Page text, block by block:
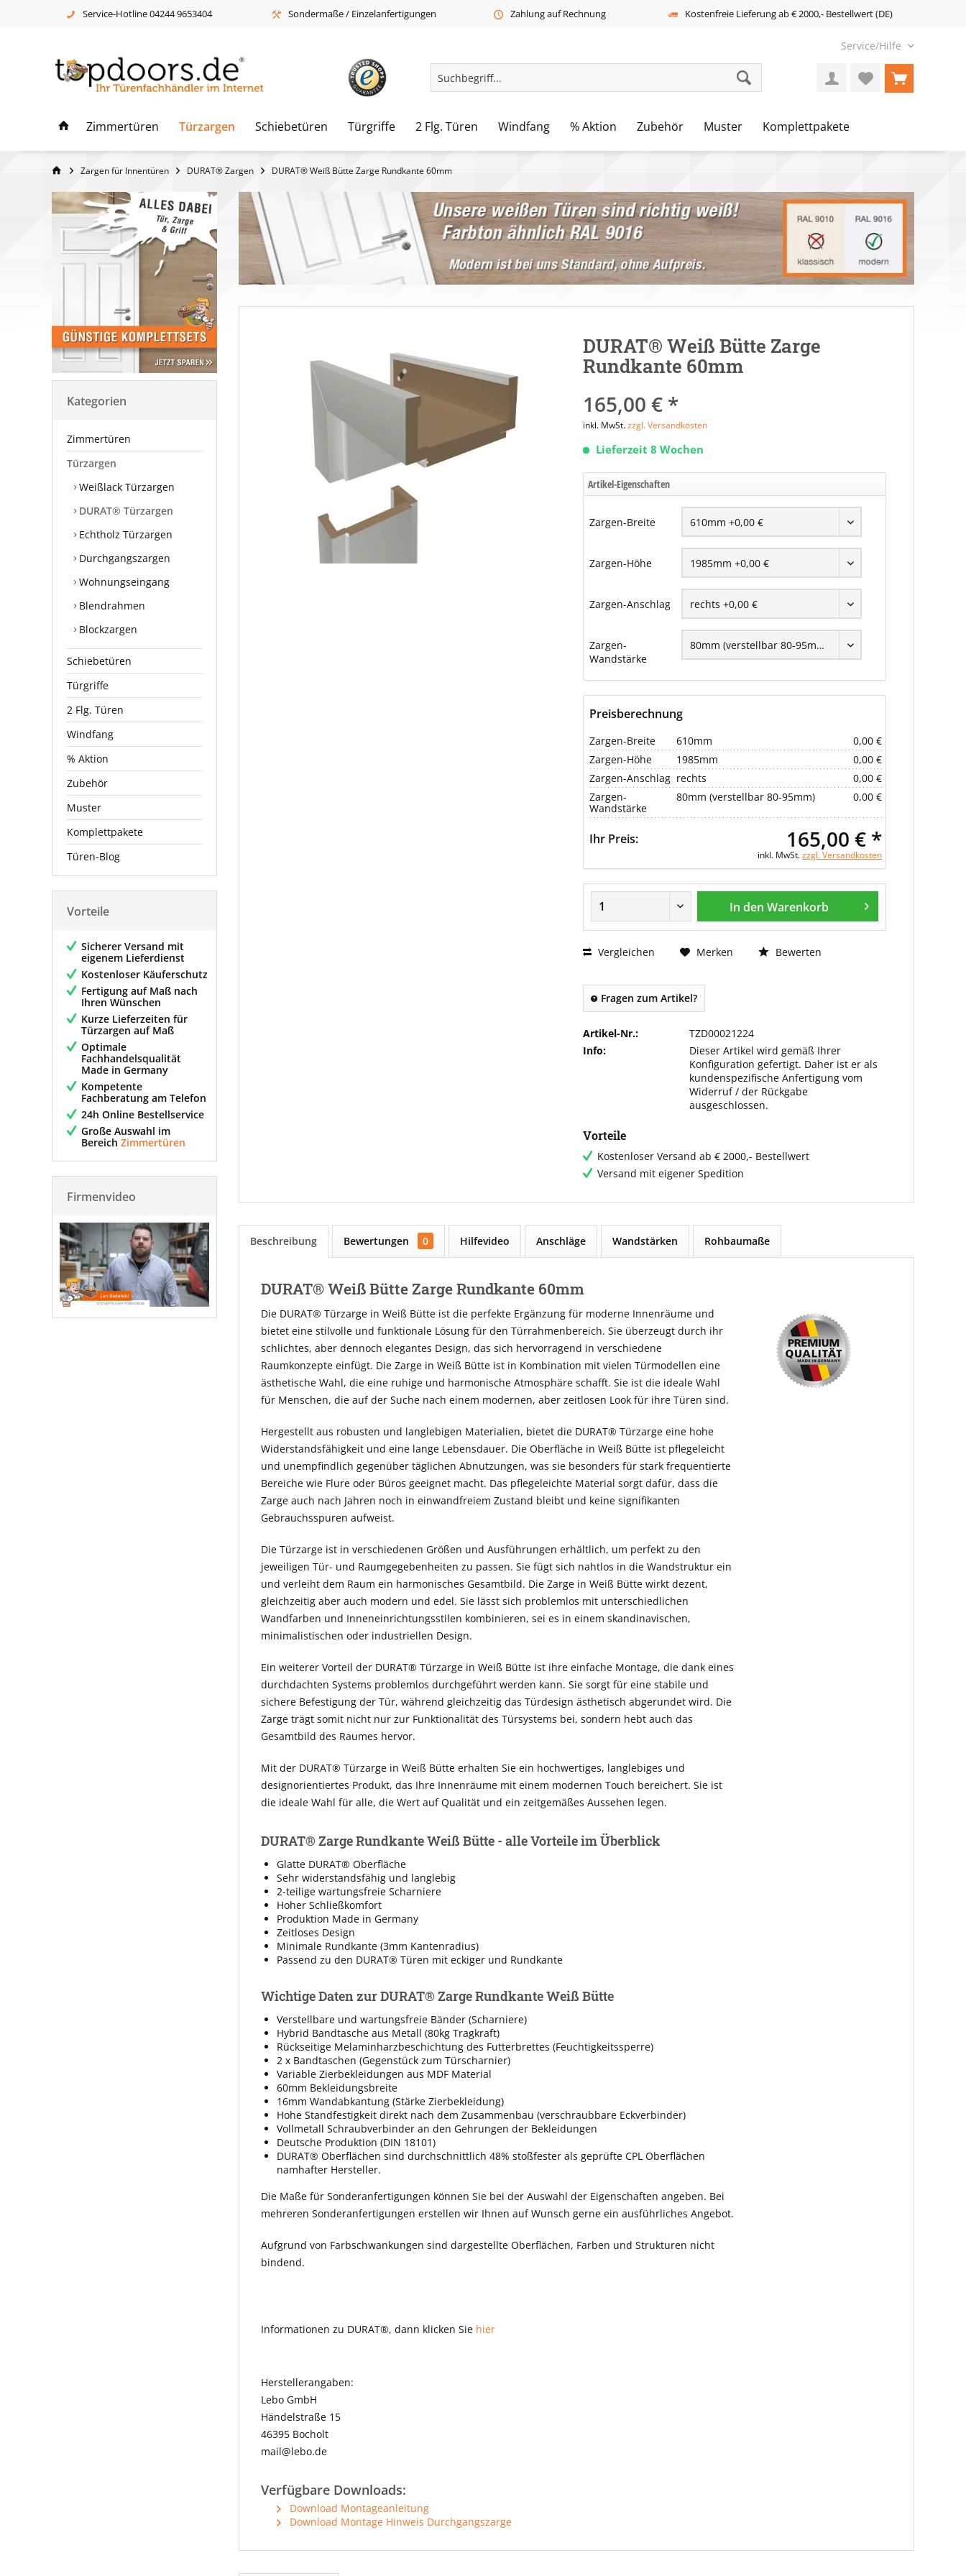
Service-Hotline 04244 9653404 Sondermaße / Einzelanfertigungen Zahlung auf Rechnung Kostenfreie Lieferung ab € 2000,- Bestellwert (DE)
Service/Hilfe
Zimmertüren Türzargen Schiebetüren Türgriffe 2 Flg. Türen Windfang % Aktion Zubehör Muster Komplettpakete
Zargen für Innentüren DURAT® Zargen DURAT® Weiß Bütte Zarge Rundkante 60mm
Kategorien
Zimmertüren
Türzargen
Weißlack Türzargen
DURAT® Türzargen
Echtholz Türzargen
Durchgangszargen
Wohnungseingang
Blendrahmen
Blockzargen
Schiebetüren
Türgriffe
2 Flg. Türen
Windfang
% Aktion
Zubehör
Muster
Komplettpakete
Türen-Blog
Vorteile
Sicherer Versand mit
eigenem Lieferdienst
Kostenloser Käuferschutz
Fertigung auf Maß nach
Ihren Wünschen
Kurze Lieferzeiten für
Türzargen auf Maß
Optimale
Fachhandelsqualität
Made in Germany
Kompetente
Fachberatung am Telefon
24h Online Bestellservice
Große Auswahl im
Bereich Zimmertüren
Firmenvideo
DURAT® Weiß Bütte Zarge
Rundkante 60mm
165,00 € *
inkl. MwSt.zzgl. Versandkosten
Lieferzeit 8 Wochen
Artikel-Eigenschaften
Zargen-Breite
Zargen-Höhe
Zargen-Anschlag
Zargen-
Wandstärke
Preisberechnung
Zargen-Breite 610mm
0,00 €
Zargen-Höhe
1985mm
0,00 €
Zargen-Anschlag rechts
0,00 €
Zargen-
Wandstärke
80mm (verstellbar 80-95mm) 0,00 €
Ihr Preis: 165,00 € *
inkl. MwSt.zzgl. Versandkosten
In den Warenkorb
Vergleichen Merken Bewerten
Fragen zum Artikel?
Artikel-Nr.:
TZD00021224
Info:
Dieser Artikel wird gemäß Ihrer
Konfiguration gefertigt. Daher ist er als
kundenspezifische Anfertigung vom
Widerruf / der Rückgabe
ausgeschlossen.
Vorteile
Kostenloser Versand ab € 2000,- Bestellwert
Versand mit eigener Spedition
Beschreibung Bewertungen 0 Hilfevideo Anschläge Wandstärken Rohbaumaße
DURAT® Weiß Bütte Zarge Rundkante 60mm
Die DURAT® Türzarge in Weiß Bütte ist die perfekte Ergänzung für moderne Innenräume und
bietet eine stilvolle und funktionale Lösung für den Türrahmenbereich. Sie überzeugt durch ihr
schlichtes, aber dennoch elegantes Design, das sich hervorragend in verschiedene
Raumkonzepte einfügt. Die Zarge in Weiß Bütte ist in Kombination mit vielen Türmodellen eine
ästhetische Wahl, die eine ruhige und harmonische Atmosphäre schafft. Sie ist die ideale Wahl
für Menschen, die auf der Suche nach einem modernen, aber zeitlosen Look für ihre Türen sind.
Hergestellt aus robusten und langlebigen Materialien, bietet die DURAT® Türzarge eine hohe
Widerstandsfähigkeit und eine lange Lebensdauer. Die Oberfläche in Weiß Bütte ist pflegeleicht
und unempfindlich gegenüber täglichen Abnutzungen, was sie besonders für stark frequentierte
Bereiche wie Flure oder Büros geeignet macht. Das pflegeleichte Material sorgt dafür, dass die
Zarge auch nach Jahren noch in einwandfreiem Zustand bleibt und keine signifikanten
Gebrauchsspuren aufweist.
Die Türzarge ist in verschiedenen Größen und Ausführungen erhältlich, um perfekt zu den
jeweiligen Tür- und Raumgegebenheiten zu passen. Sie fügt sich nahtlos in die Wandstruktur ein
und verleiht dem Raum ein harmonisches Gesamtbild. Die Zarge in Weiß Bütte wirkt dezent,
gleichzeitig aber auch modern und edel. Sie lässt sich problemlos mit unterschiedlichen
Wandfarben und Inneneinrichtungsstilen kombinieren, sei es in einem skandinavischen,
minimalistischen oder industriellen Design.
Ein weiterer Vorteil der DURAT® Türzarge in Weiß Bütte ist ihre einfache Montage, die dank eines
durchdachten Systems problemlos durchgeführt werden kann. Sie sorgt für eine stabile und
sichere Befestigung der Tür, während gleichzeitig das Türdesign ästhetisch abgerundet wird. Die
Zarge trägt somit nicht nur zur Funktionalität des Türsystems bei, sondern hebt auch das
Gesamtbild des Raumes hervor.
Mit der DURAT® Türzarge in Weiß Bütte erhalten Sie ein hochwertiges, langlebiges und
designorientiertes Produkt, das Ihre Innenräume mit einem modernen Touch bereichert. Sie ist
die ideale Wahl für alle, die Wert auf Qualität und ein zeitgemäßes Aussehen legen.
DURAT® Zarge Rundkante Weiß Bütte - alle Vorteile im Überblick
Glatte DURAT® Oberfläche
Sehr widerstandsfähig und langlebig
2-teilige wartungsfreie Scharniere
Hoher Schließkomfort
Produktion Made in Germany
Zeitloses Design
Minimale Rundkante (3mm Kantenradius)
Passend zu den DURAT® Türen mit eckiger und Rundkante
Wichtige Daten zur DURAT® Zarge Rundkante Weiß Bütte
Verstellbare und wartungsfreie Bänder (Scharniere)
Hybrid Bandtasche aus Metall (80kg Tragkraft)
Rückseitige Melaminharzbeschichtung des Futterbrettes (Feuchtigkeitssperre)
2 x Bandtaschen (Gegenstück zum Türscharnier)
Variable Zierbekleidungen aus MDF Material
60mm Bekleidungsbreite
16mm Wandabkantung (Stärke Zierbekleidung)
Hohe Standfestigkeit direkt nach dem Zusammenbau (verschraubbare Eckverbinder)
Vollmetall Schraubverbinder an den Gehrungen der Bekleidungen
Deutsche Produktion (DIN 18101)
DURAT® Oberflächen sind durchschnittlich 48% stoßfester als geprüfte CPL Oberflächen
namhafter Hersteller.
Die Maße für Sonderanfertigungen können Sie bei der Auswahl der Eigenschaften angeben. Bei
mehreren Sonderanfertigungen erstellen wir Ihnen auf Wunsch gerne ein ausführliches Angebot.
Aufgrund von Farbschwankungen sind dargestellte Oberflächen, Farben und Strukturen nicht
bindend.
Informationen zu DURAT®, dann klicken Sie hier
Herstellerangaben:
Lebo GmbH
Händelstraße 15
46395 Bocholt
mail@lebo.de
Verfügbare Downloads:
Download Montageanleitung
Download Montage Hinweis Durchgangszarge